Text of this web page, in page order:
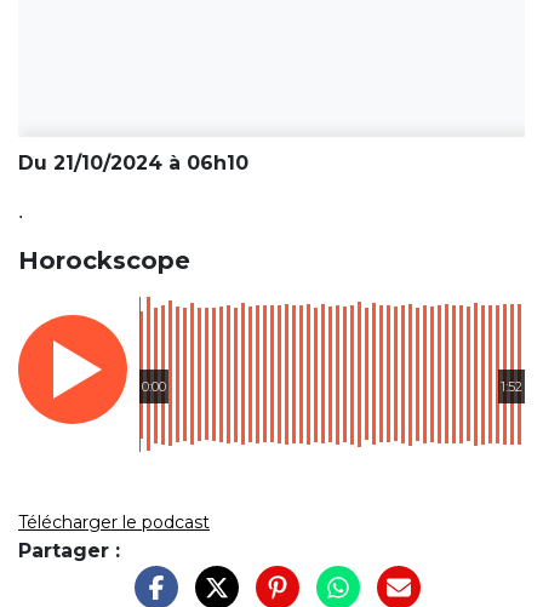
Du 21/10/2024 à 06h10
.
Horockscope
0:00 1:52
Télécharger le podcast
Partager :